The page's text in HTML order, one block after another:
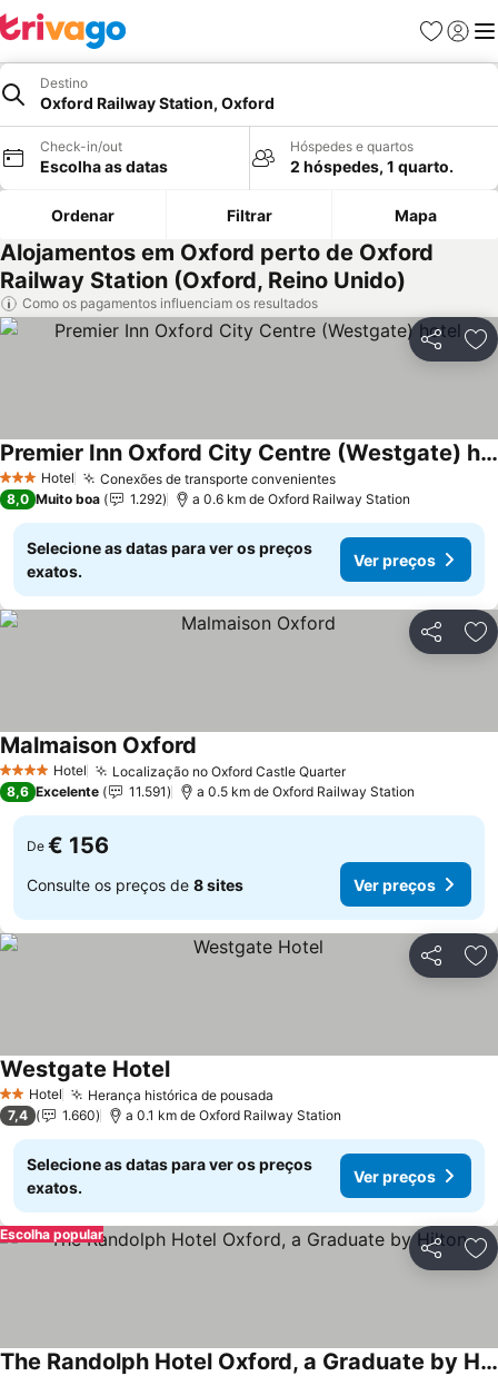
Favoritos
Iniciar
Destino
Oxford Railway Station, Oxford
Check-in/out
Escolha as datas
Hóspedes e quartos
2 hóspedes, 1 quarto.
Ordenar Filtrar Mapa
Alojamentos em Oxford perto de Oxford
Railway Station (Oxford, Reino Unido)
Como os pagamentos influenciam os resultados
Partilhar
3 EstrelasHotel Conexões de transporte convenientesVer preços
Premier Inn Oxford City Centre (Westgate) hotel
Ver preços
8,0 Muito boa 1.292 a 0.6 km de Oxford Railway Station
Selecione as datas para ver os preços
exatos.
Ver preços
Partilhar
4 EstrelasHotel Localização no Oxford Castle QuarterVer preços
Malmaison Oxford
8,6 Excelente 11.591 a 0.5 km de Oxford Railway Station
De € 156
Consulte os preços de 8 sites Ver preços
Partilhar
2 Estrelas
Hotel Herança histórica de pousada
Westgate HotelVer preços
7,4 1.660 a 0.1 km de Oxford Railway Station
Selecione as datas para ver os preços
exatos.
Ver preços
Partilhar
Escolha popular
The Randolph Hotel Oxford, a Graduate by Hilton